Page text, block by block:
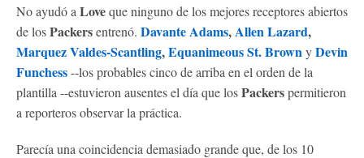
No ayudó a Loveque ninguno de los mejores receptores abiertos
de losPackersentrenó. Davante Adams, Allen Lazard,
Marquez Valdes-Scantling,Equanimeous St. Brown yDevin
Funchess--los probables cinco de arriba en el orden de la
plantilla --estuvieron ausentes el día que losPackerspermitieron
a reporteros observar la práctica.
Parecía una coincidencia demasiado grande que, de los 10